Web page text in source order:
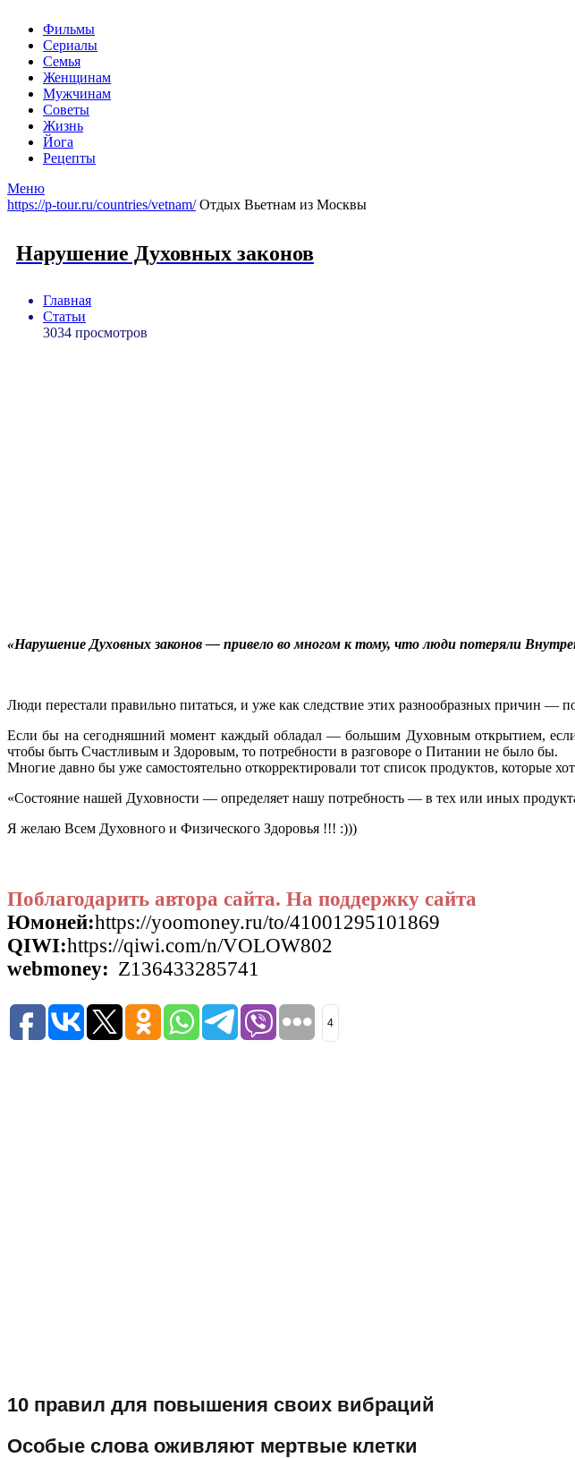
Фильмы
Сериалы
Семья
Женщинам
Мужчинам
Советы
Жизнь
Йога
Рецепты
Меню
https://p-tour.ru/countries/vetnam/Отдых Вьетнам из Москвы
Нарушение Духовных законов
Главная
Статьи
3034 просмотров
«Нарушение Духовных законов — привело во многом к тому, что люди потеряли
Люди перестали правильно питаться, и уже как следствие этих разнообразных причин —
Если бы на сегодняшний момент каждый обладал — большим Духовным открытием,
чтобы быть Счастливым и Здоровым, то потребности в разговоре о Питании не было бы.
Многие давно бы уже самостоятельно откорректировали тот список продуктов, которые
«Состояние нашей Духовности — определяет нашу потребность — в тех или иных
Я желаю Всем Духовного и Физического Здоровья !!! :)))
Поблагодарить автора сайта. На поддержку сайта
Юмоней:https://yoomoney.ru/to/41001295101869
QIWI:https://qiwi.com/n/VOLOW802
webmoney: Z136433285741
4
10 правил для повышения своих вибраций
Особые слова оживляют мертвые клетки